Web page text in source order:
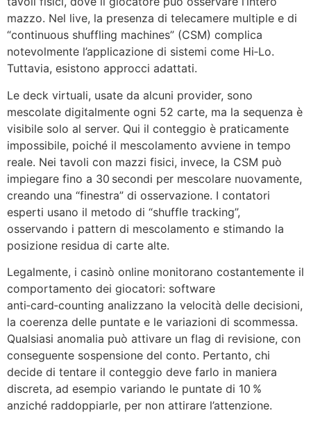
mazzo. Nel live, la presenza di telecamere multiple e di
“continuous shuffling machines” (CSM) complica
notevolmente l’applicazione di sistemi come Hi‑Lo.
Tuttavia, esistono approcci adattati.
Le deck virtuali, usate da alcuni provider, sono
mescolate digitalmente ogni 52 carte, ma la sequenza è
visibile solo al server. Qui il conteggio è praticamente
impossibile, poiché il mescolamento avviene in tempo
reale. Nei tavoli con mazzi fisici, invece, la CSM può
impiegare fino a 30 secondi per mescolare nuovamente,
creando una “finestra” di osservazione. I contatori
esperti usano il metodo di “shuffle tracking”,
osservando i pattern di mescolamento e stimando la
posizione residua di carte alte.
Legalmente, i casinò online monitorano costantemente il
comportamento dei giocatori: software
anti‑card‑counting analizzano la velocità delle decisioni,
la coerenza delle puntate e le variazioni di scommessa.
Qualsiasi anomalia può attivare un flag di revisione, con
conseguente sospensione del conto. Pertanto, chi
decide di tentare il conteggio deve farlo in maniera
discreta, ad esempio variando le puntate di 10 %
anziché raddoppiarle, per non attirare l’attenzione.